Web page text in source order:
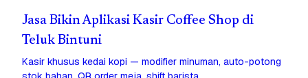
Jasa Bikin Aplikasi Kasir Coffee Shop di
Teluk Bintuni
Kasir khusus kedai kopi — modifier minuman, auto-potong